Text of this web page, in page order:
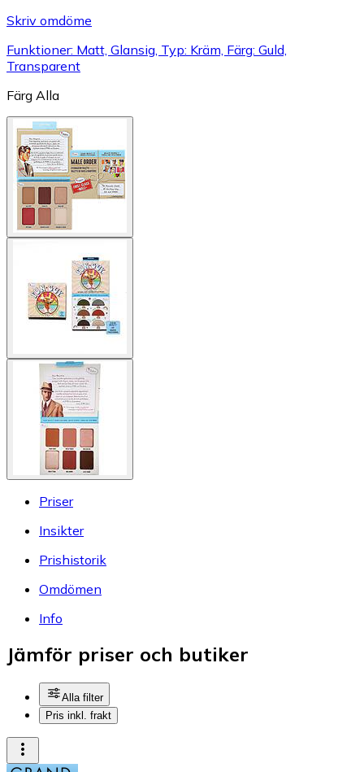
Skriv omdöme
Funktioner: Matt, Glansig, Typ: Kräm, Färg: Guld,
Transparent
Färg Alla
Priser
Insikter
Prishistorik
Omdömen
Info
Jämför priser och butiker
Alla filter
Pris inkl. frakt